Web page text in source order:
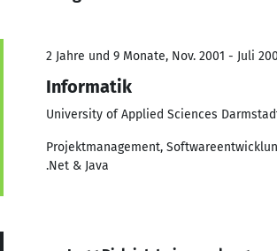
2 Jahre und 9 Monate, Nov. 2001 - Juli
Informatik
University of Applied Sciences
Projektmanagement,
.Net & Java